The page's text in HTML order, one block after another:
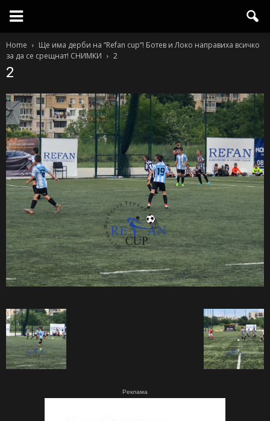
Home
Ще има дерби на “Refan cup”! Ботев и Локо направиха всичко
за да се срещнат! СНИМКИ
2
2
Реклама